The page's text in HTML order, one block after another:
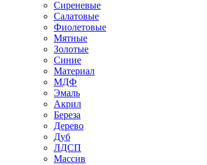
Сиреневые
Салатовые
Фиолетовые
Мятные
Золотые
Синие
Материал
МДФ
Эмаль
Акрил
Береза
Дерево
Дуб
ЛДСП
Массив